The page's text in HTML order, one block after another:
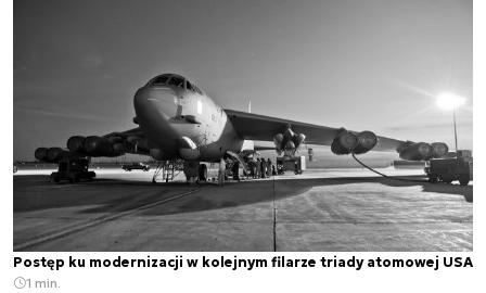
Postęp ku modernizacji w kolejnym filarze triady atomowej USA
1 min.